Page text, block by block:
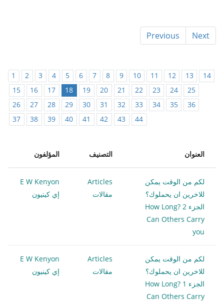
Previous Next
1 2 3 4 5 6 7 8 9 10 11 12 13
14
15
16 17 18 19 20 21 22 23 24
25
26
27 28 29 30 31 32 33 34 35
36
37
38 39 40 41 42 43 44
العنوان التصنيف المؤلفون
لكم من الوقت يمكن
للاخرين ان يحملوك؟
الجزء 2 ?How Long
Can Others Carry
you
Articles
مقالات
E W Kenyon
إي كينيون
لكم من الوقت يمكن
للاخرين ان يحملوك؟
الجزء 1 ?How Long
Can Others Carry
Articles
مقالات
E W Kenyon
إي كينيون